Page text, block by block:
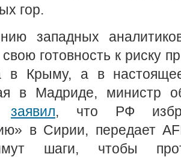
гор.
западных
свою готовность к риску
в Крыму, а в
в Мадриде, министр
заявил, что РФ
в Сирии, передает
шаги, чтобы